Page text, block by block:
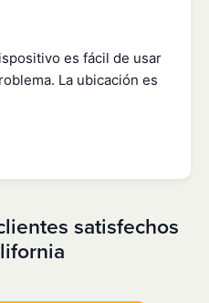
es fácil de usar
La ubicación es
satisfechos